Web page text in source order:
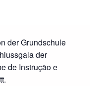
der Grundschule
der
de Instrução e